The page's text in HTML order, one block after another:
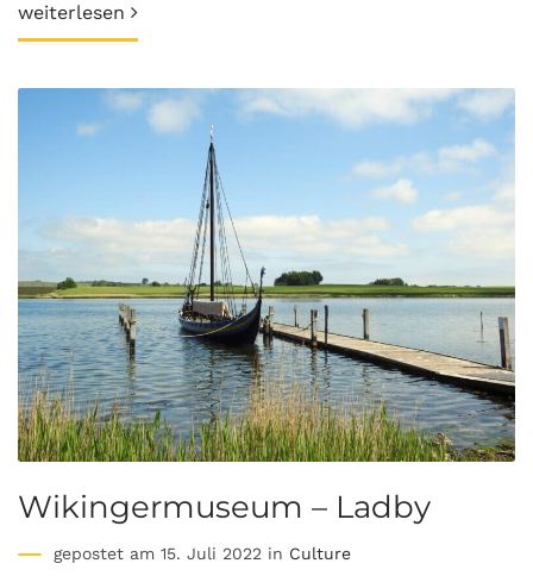
weiterlesen
Wikingermuseum – Ladby
gepostet am 15. Juli 2022 in Culture